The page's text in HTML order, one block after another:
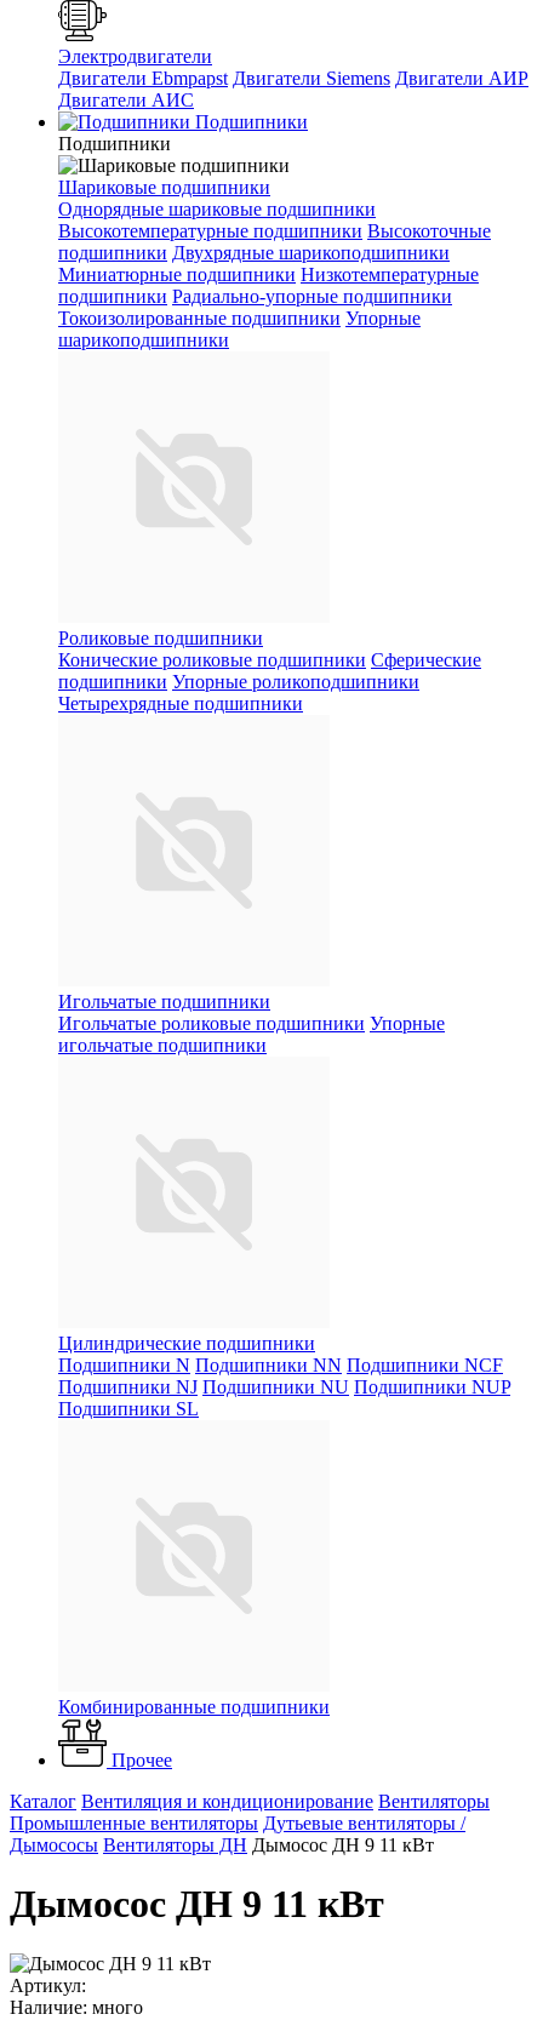
Электродвигатели
Двигатели Ebmpapst Двигатели Siemens Двигатели АИР
Двигатели АИС
Подшипники
Подшипники
Шариковые подшипники
Однорядные шариковые подшипники
Высокотемпературные подшипники Высокоточные
подшипники Двухрядные шарикоподшипники
Миниатюрные подшипники Низкотемпературные
подшипники Радиально-упорные подшипники
Токоизолированные подшипники Упорные
шарикоподшипники
Роликовые подшипники
Конические роликовые подшипники Сферические
подшипники Упорные роликоподшипники
Четырехрядные подшипники
Игольчатые подшипники
Игольчатые роликовые подшипники Упорные
игольчатые подшипники
Цилиндрические подшипники
Подшипники N Подшипники NN Подшипники NCF
Подшипники NJ Подшипники NU Подшипники NUP
Подшипники SL
Комбинированные подшипники
Прочее
Каталог Вентиляция и кондиционирование Вентиляторы
Промышленные вентиляторы Дутьевые вентиляторы /
Дымососы Вентиляторы ДН Дымосос ДН 9 11 кВт
Дымосос ДН 9 11 кВт
Артикул:
Наличие: много